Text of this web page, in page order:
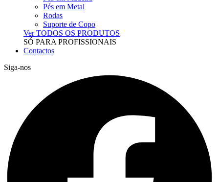
Pés em Metal
Rodas
Suporte de Copo
Ver TODOS OS PRODUTOS
SÓ PARA PROFISSIONAIS
Contactos
Siga-nos